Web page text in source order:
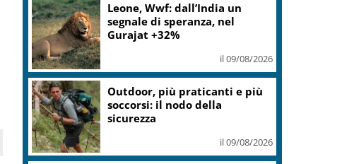
Leone, Wwf: dall’India un
segnale di speranza, nel
Gurajat +32%
il 09/08/2026
Outdoor, più praticanti e più
soccorsi: il nodo della
sicurezza
il 09/08/2026